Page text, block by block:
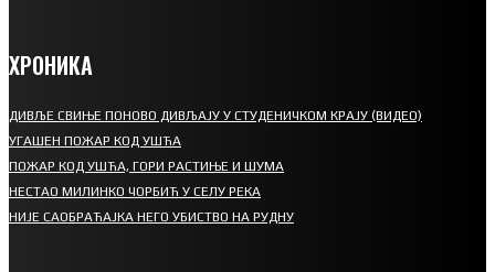
ХРОНИКА
ДИВЉЕ СВИЊЕ ПОНОВО ДИВЉАЈУ У СТУДЕНИЧКОМ КРАЈУ (ВИДЕО)
УГАШЕН ПОЖАР КОД УШЋА
ПОЖАР КОД УШЋА, ГОРИ РАСТИЊЕ И ШУМА
НЕСТАО МИЛИНКО ЧОРБИЋ У СЕЛУ РЕКА
НИЈЕ САОБРАЋАЈКА НЕГО УБИСТВО НА РУДНУ